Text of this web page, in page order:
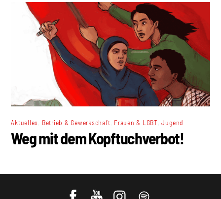
Aktuelles Betrieb & Gewerkschaft Frauen & LGBT ,Jugend
Weg mit dem Kopftuchverbot!